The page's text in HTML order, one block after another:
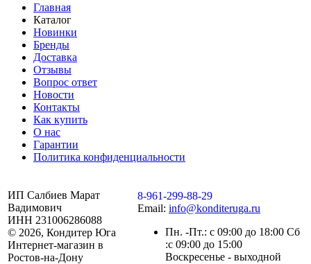
Главная
Каталог
Новинки
Бренды
Доставка
Отзывы
Вопрос ответ
Новости
Контакты
Как купить
О нас
Гарантии
Политика конфиденциальности
ИП Салбиев Марат
Вадимович
ИНН 231006286088
© 2026, Кондитер Юга
Интернет-магазин в
Ростов-на-Дону
8-961-299-88-29
Email: info@konditeruga.ru
Пн. -Пт.: с 09:00 до 18:00 Сб
:с 09:00 до 15:00
Воскресенье - выходной